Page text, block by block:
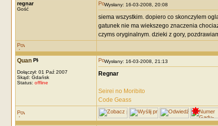
regnar
Gość
Wysłany: 16-03-2008, 20:08
siema wszystkim. dopiero co skonczylem
gatunek nie ma wiekszego znaczenia
czyms oryginalnym. dzieki z gory,
Quan
Dołączył: 01 Paź 2007
Skąd: Gdańsk
Status: offline
Wysłany: 16-03-2008, 21:13
Regnar
Seirei no Moribito
Code Geass